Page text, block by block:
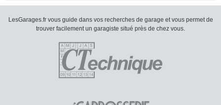
LesGarages.fr vous guide dans vos recherches de garage et vous permet de
trouver facilement un garagiste situé près de chez vous.